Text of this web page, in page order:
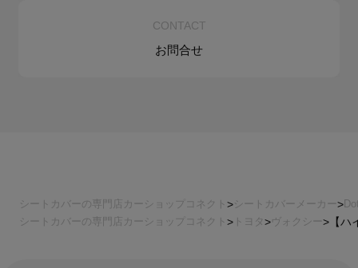
CONTACT
お問合せ
シートカバーの専門店カーショップコネクト シートカバーメーカー
シートカバーの専門店カーショップコネクト
トヨタ ヴォクシー 【ハ